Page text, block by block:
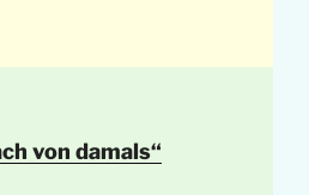
von damals“